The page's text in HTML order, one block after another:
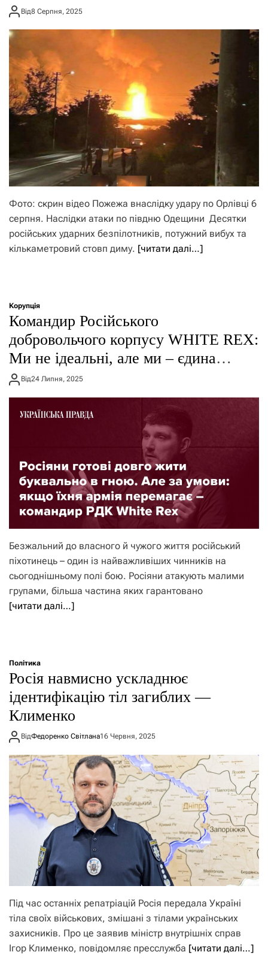
Від8 Серпня, 2025
Фото: скрин відео Пожежа внаслідку удару по Орлівці 6
серпня. Наслідки атаки по півдню Одещини Десятки
російських ударних безпілотників, потужний вибух та
кількаметровий стовп диму. [читати далі…]
Корупція
Командир Російського
добровольчого корпусу WHITE REX:
Ми не ідеальні, але ми – єдина
російська сила, яка воює проти
Путіна зі зброєю
Від24 Липня, 2025
Безжальний до власного й чужого життя російський
піхотинець – один із найважливіших чинників на
сьогоднішньому полі бою. Росіяни атакують малими
групами, більша частина яких гарантовано
[читати далі…]
Політика
Росія навмисно ускладнює
ідентифікацію тіл загиблих —
Клименко
ВідФедоренко Світлана16 Червня, 2025
Під час останніх репатріацій Росія передала Україні
тіла своїх військових, змішані з тілами українських
захисників. Про це заявив міністр внутрішніх справ
Ігор Клименко, повідомляє пресслужба [читати далі…]